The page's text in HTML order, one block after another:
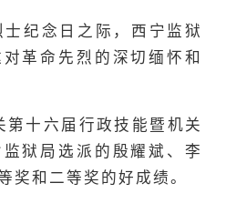
纪念日之际，西宁监狱
革命先烈的深切缅怀和
第十六届行政技能暨机关
狱局选派的殷耀斌、李
奖和二等奖的好成绩。